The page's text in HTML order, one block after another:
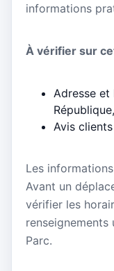
informations
À vérifier sur
Adresse et
Avis
Les
Avant un
vérifier les
renseignements
Parc.